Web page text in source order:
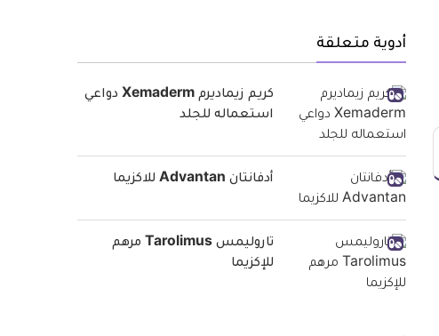
أدوية متعلقة
كريم زيماديرم Xemaderm دواعي
استعماله للجلد
أدفانتان Advantan للاكزيما
تاروليمس Tarolimus مرهم
للإكزيما